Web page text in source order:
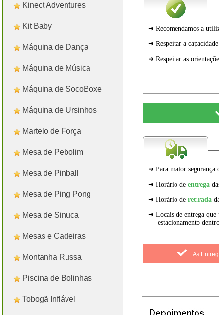
As
Kinect Adventures
Kit Baby
Máquina de Dança
Máquina de Música
Máquina de SocoBoxe
Máquina de Ursinhos
Martelo de Força
Mesa de Pebolim
Mesa de Pinball
Mesa de Ping Pong
Mesa de Sinuca
Mesas e Cadeiras
Montanha Russa
Piscina de Bolinhas
Tobogã Inflável